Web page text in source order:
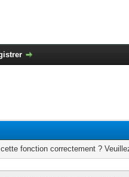
fonction correctement ?